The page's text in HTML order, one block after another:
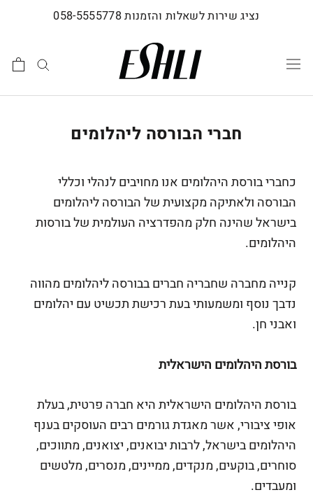
נציג שירות לשאלות והזמנות 058-5555778
חברי הבורסה ליהלומים
כחברי בורסת היהלומים אנו מחויבים לנהלי וכללי
הבורסה ולאתיקה מקצועית של הבורסה ליהלומים
בישראל שהינה חלק מהפדרציה העולמית של בורסות
היהלומים.
קנייה מחברה שחבריה חברים בבורסה ליהלומים מהווה
נדבך נוסף ומשמעותי בעת רכישת תכשיט עם יהלומים
ואבני חן.
בורסת היהלומים הישראלית
בורסת היהלומים הישראלית היא חברה פרטית, בעלת
אופי ציבורי, אשר מאגדת גורמים רבים העוסקים בענף
היהלומים בישראל, לרבות יבואנים, יצואנים, מתווכים,
סוחרים, בוקעים, מנקדים, ממיינים, מנסרים, מלטשים
ומעבדים.